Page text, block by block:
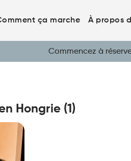
ça marche À propos
Commencez à
Hongrie (1)